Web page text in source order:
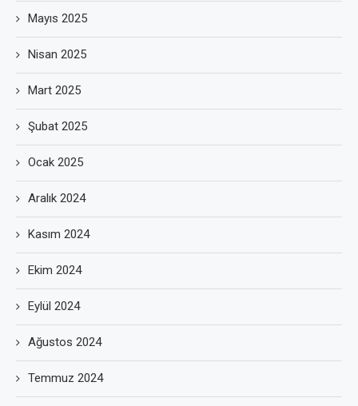
Mayıs 2025
Nisan 2025
Mart 2025
Şubat 2025
Ocak 2025
Aralık 2024
Kasım 2024
Ekim 2024
Eylül 2024
Ağustos 2024
Temmuz 2024